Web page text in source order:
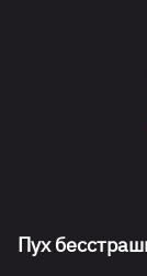
Пух